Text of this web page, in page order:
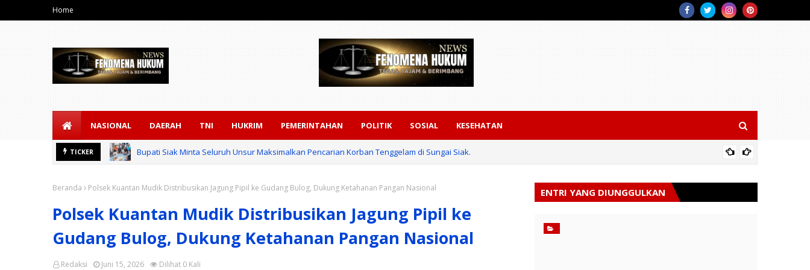
Home
NASIONAL DAERAH TNI HUKRIM PEMERINTAHAN POLITIK SOSIAL KESEHATAN
TICKER Bupati Siak Minta Seluruh Unsur Maksimalkan Pencarian Korban Tenggelam di Sungai Siak.
Beranda Polsek Kuantan Mudik Distribusikan Jagung Pipil ke Gudang Bulog, Dukung Ketahanan Pangan Nasional
Polsek Kuantan Mudik Distribusikan Jagung Pipil ke
Gudang Bulog, Dukung Ketahanan Pangan Nasional
Redaksi Dilihat 0 Kali
Juni 15, 2026
ENTRI YANG DIUNGGULKAN